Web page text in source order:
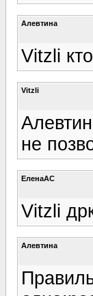
Алевтина
Vitzli
Vitzli
не
ЕленаАС
Vitzli
Алевтина